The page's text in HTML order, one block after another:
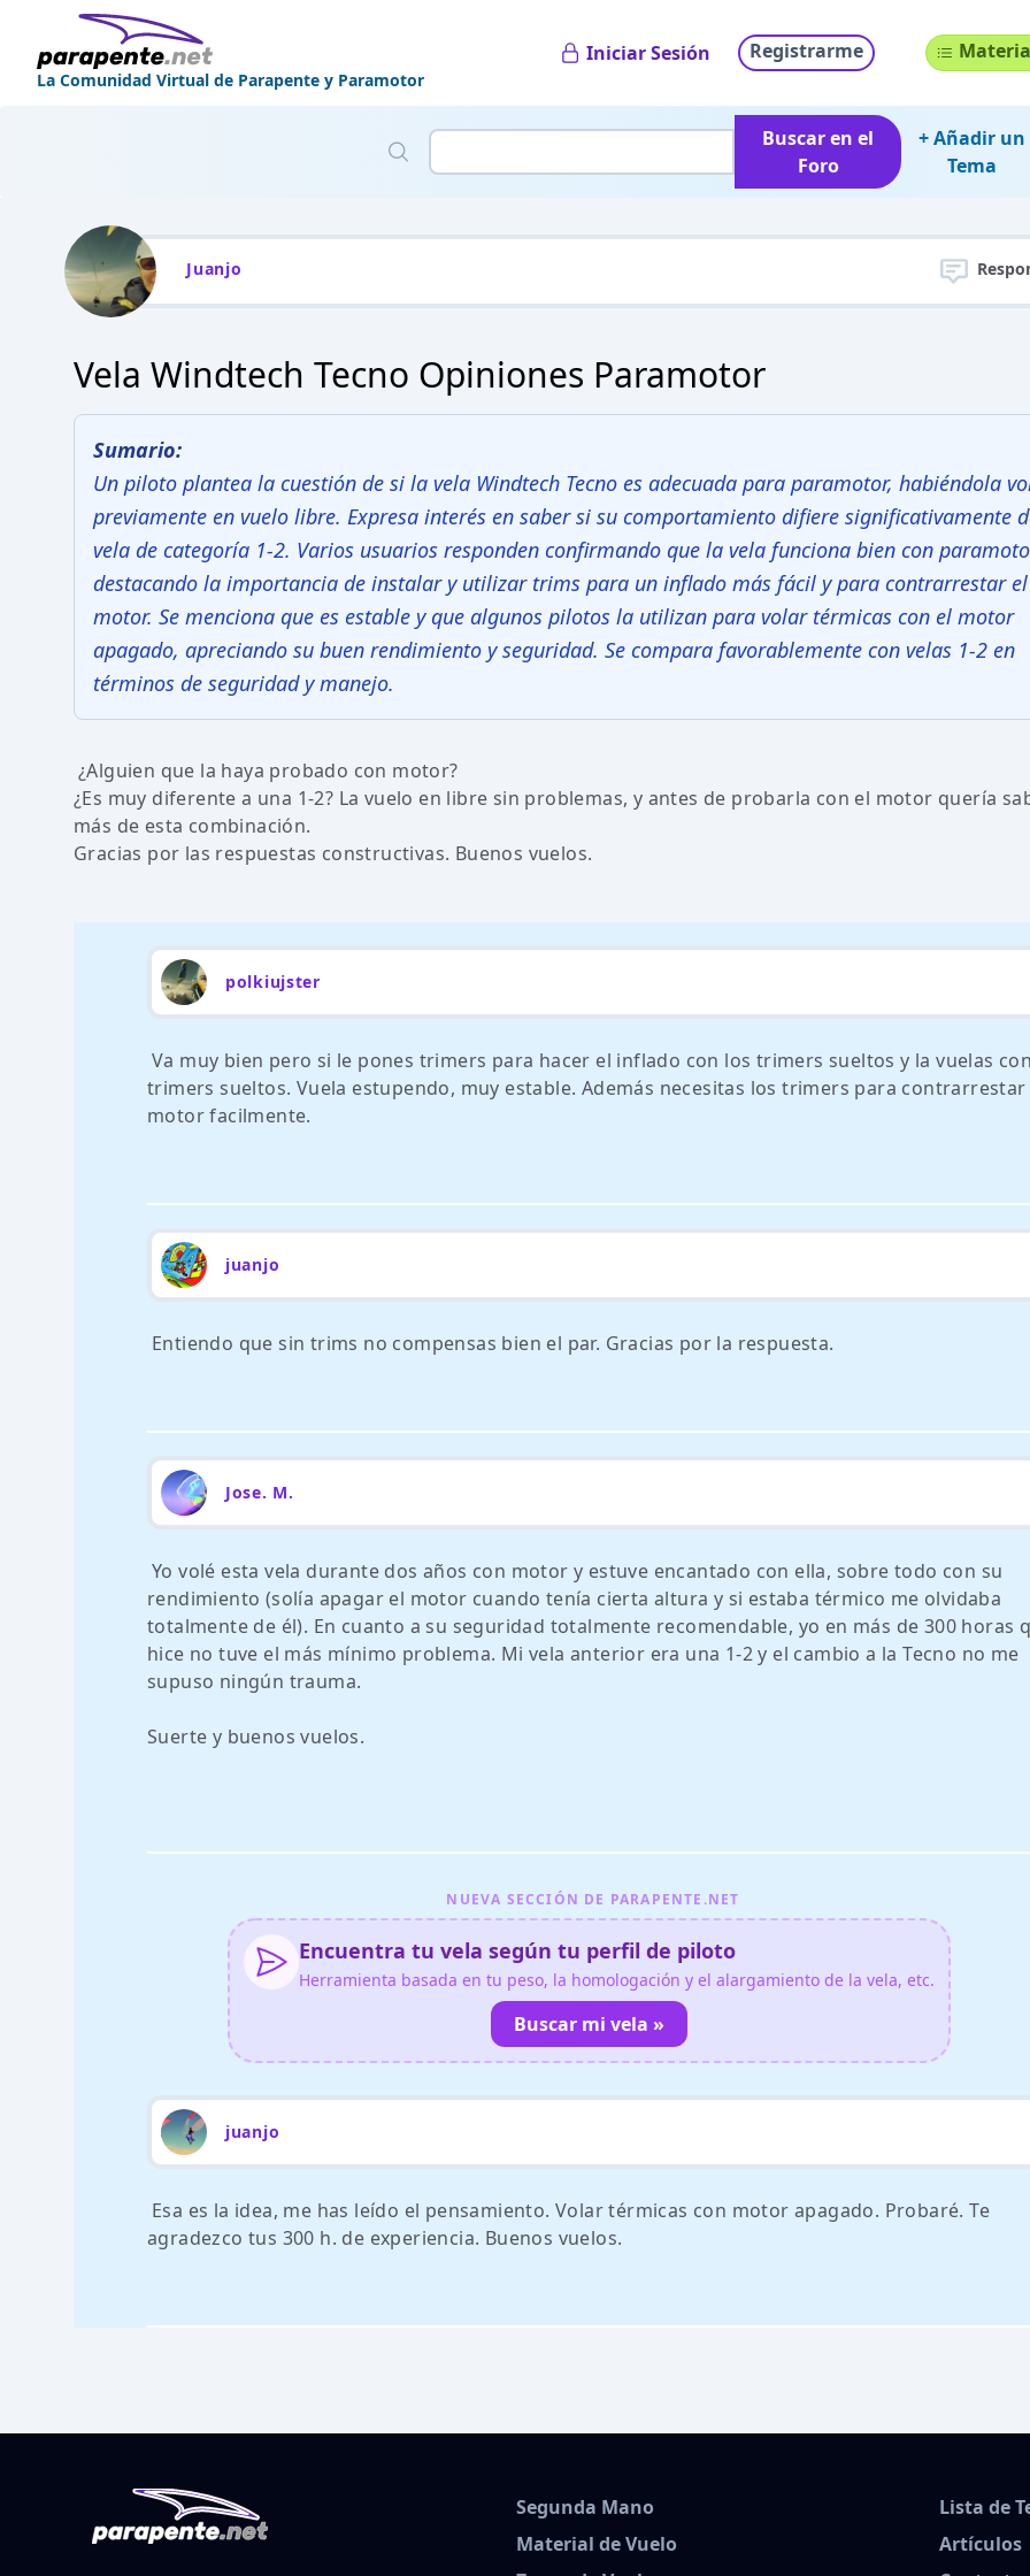
La Comunidad Virtual de Parapente y Paramotor
Iniciar Sesión Registrarme
Buscar en el
Foro
+ Añadir un
Tema
Juanjo
Vela Windtech Tecno Opiniones Paramotor
Sumario:
Un piloto plantea la cuestión de si la vela Windtech Tecno es adecuada para paramotor, habiéndola
previamente en vuelo libre. Expresa interés en saber si su comportamiento difiere significativamente
vela de categoría 1-2. Varios usuarios responden confirmando que la vela funciona bien con
destacando la importancia de instalar y utilizar trims para un inflado más fácil y para contrarrestar
motor. Se menciona que es estable y que algunos pilotos la utilizan para volar térmicas con el motor
apagado, apreciando su buen rendimiento y seguridad. Se compara favorablemente con velas 1-2 en
términos de seguridad y manejo.
¿Alguien que la haya probado con motor?
¿Es muy diferente a una 1-2? La vuelo en libre sin problemas, y antes de probarla con el motor quería
más de esta combinación.
Gracias por las respuestas constructivas. Buenos vuelos.
polkiujster
Va muy bien pero si le pones trimers para hacer el inflado con los trimers sueltos y la vuelas con
trimers sueltos. Vuela estupendo, muy estable. Además necesitas los trimers para
motor facilmente.
juanjo
Entiendo que sin trims no compensas bien el par. Gracias por la respuesta.
Jose. M.
Yo volé esta vela durante dos años con motor y estuve encantado con ella, sobre todo con su
rendimiento (solía apagar el motor cuando tenía cierta altura y si estaba térmico me olvidaba
totalmente de él). En cuanto a su seguridad totalmente recomendable, yo en más de 300 horas
hice no tuve el más mínimo problema. Mi vela anterior era una 1-2 y el cambio a la Tecno no me
supuso ningún trauma.
Suerte y buenos vuelos.
NUEVA SECCIÓN DE PARAPENTE.NET
Encuentra tu vela según tu perfil de piloto
Herramienta basada en tu peso, la homologación y el alargamiento de la vela, etc.
Buscar mi vela »
juanjo
Esa es la idea, me has leído el pensamiento. Volar térmicas con motor apagado. Probaré. Te
agradezco tus 300 h. de experiencia. Buenos vuelos.
Segunda Mano
Material de Vuelo
Lista de
Artículos